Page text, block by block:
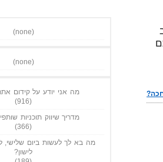
מה אני יודע על קידום אתרים אורגני?
מדריך שיווק תוכניות שותפים: בראשית
מה בא לך לעשות ביום שלישי, לפני שאתה הולך